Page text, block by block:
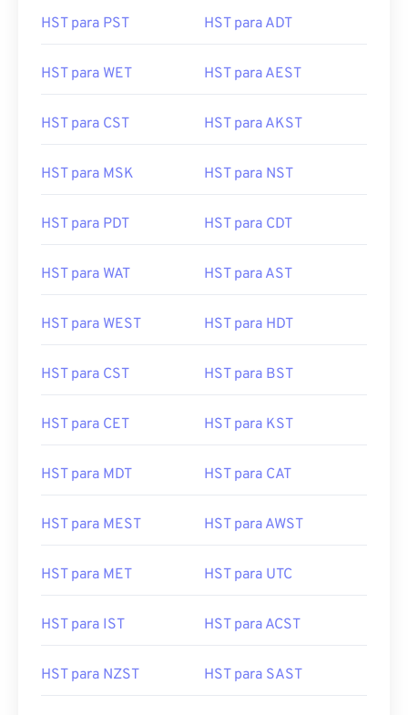
HST para PST HST para ADT
HST para WET HST para AEST
HST para CST HST para AKST
HST para MSK HST para NST
HST para PDT HST para CDT
HST para WAT HST para AST
HST para WEST HST para HDT
HST para CST HST para BST
HST para CET HST para KST
HST para MDT HST para CAT
HST para MEST HST para AWST
HST para MET HST para UTC
HST para IST HST para ACST
HST para NZST HST para SAST